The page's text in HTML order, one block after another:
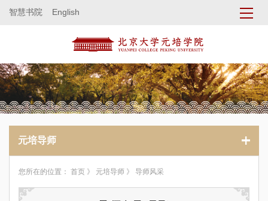
智慧书院 English
元培导师
您所在的位置： 首页 》 元培导师 》 导师风采